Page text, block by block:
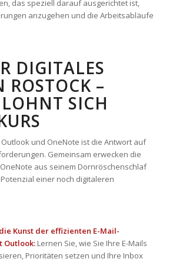
das speziell darauf ausgerichtet ist,
anzugehen und die Arbeitsabläufe
DIGITALES
ROSTOCK –
SICH
und OneNote ist die Antwort auf
Gemeinsam erwecken die
aus seinem Dornröschenschlaf
einer noch digitaleren
Kunst der effizienten E-Mail-
Outlook:Lernen Sie, wie Sie Ihre E-Mails
Prioritäten setzen und Ihre Inbox